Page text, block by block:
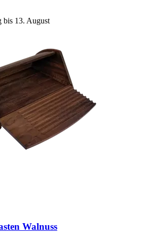
bis 13. August
Walnuss